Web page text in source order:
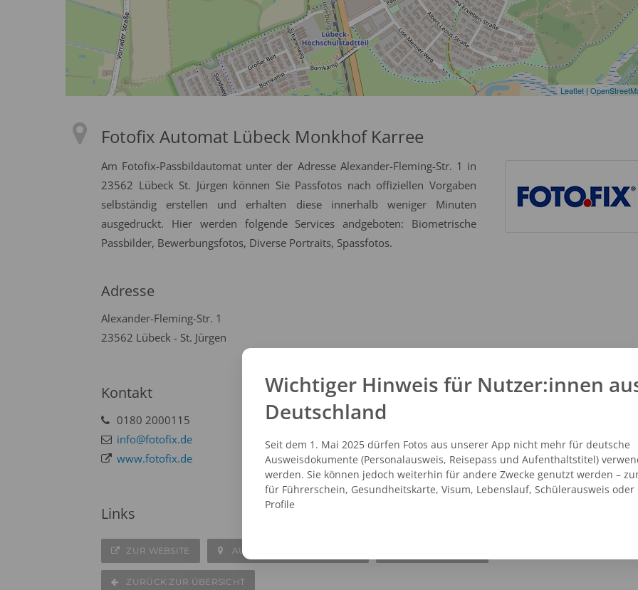
Leaflet|
Fotofix Automat Lübeck Monkhof Karree
Am Fotofix-Passbildautomat unter der Adresse Alexander-Fleming-Str. 1 in
23562 Lübeck St. Jürgen können Sie Passfotos nach offiziellen Vorgaben
selbständig erstellen und erhalten diese innerhalb weniger Minuten
ausgedruckt. Hier werden folgende Services andgeboten: Biometrische
Passbilder, Bewerbungsfotos, Diverse Portraits, Spassfotos.
Adresse
Alexander-Fleming-Str. 1
23562 Lübeck - St. Jürgen
Kontakt
0180 2000115
info@fotofix.de
www.fotofix.de
Links
ZUR WEBSITE AUF DER KARTE ANZEIGEN
ZURÜCK ZUR ÜBERSICHT
Wichtiger Hinweis für Nutzer:innen
Deutschland
Seit dem 1. Mai 2025 dürfen Fotos aus unserer App nicht mehr für deutsche
Ausweisdokumente (Personalausweis, Reisepass und Aufenthaltstitel)
werden. Sie können jedoch weiterhin für andere Zwecke genutzt werden –
für Führerschein, Gesundheitskarte, Visum, Lebenslauf, Schülerausweis oder
Profile